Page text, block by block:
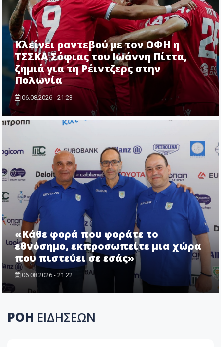
Κλείνει ραντεβού με τον ΟΦΗ η
ΤΣΣΚΑ Σόφιας του Ιωάννη Πίττα,
ζημιά για τη Ρέιντζερς στην
Πολωνία
06.08.2026 - 21:23
«Κάθε φορά που φοράτε το
εθνόσημο, εκπροσωπείτε μια χώρα
που πιστεύει σε εσάς»
06.08.2026 - 21:22
ΡΟΗ ΕΙΔΗΣΕΩΝ